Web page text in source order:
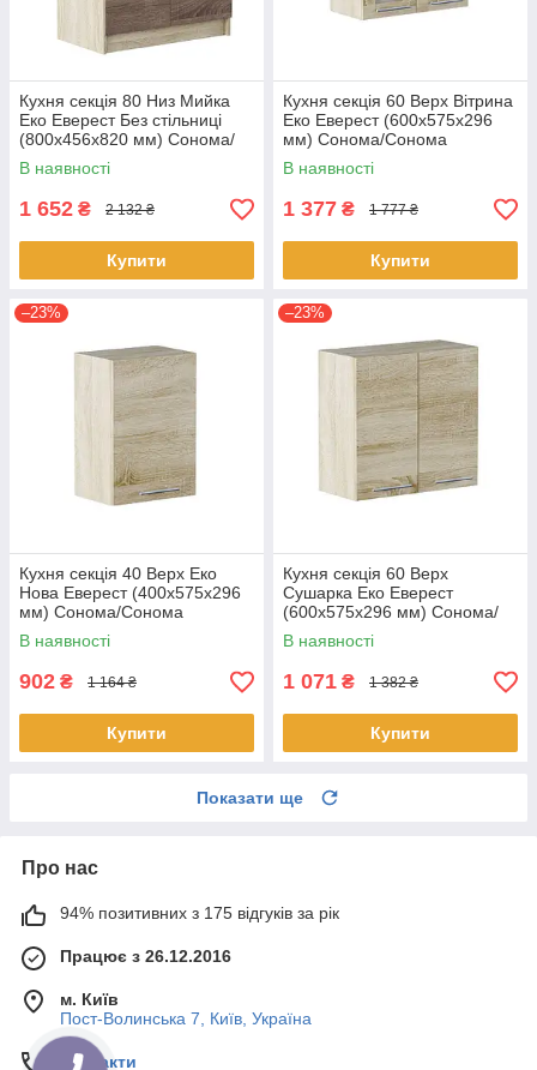
Кухня секція 80 Низ Мийка
Еко Еверест Без стільниці
(800х456х820 мм) Сонома/
Трюфель
В наявності
1 652 ₴ 2 132 ₴
Купити
Кухня секція 60 Верх Вітрина
Еко Еверест (600х575х296
мм) Сонома/Сонома
В наявності
1 377 ₴ 1 777 ₴
Купити
–23%
Кухня секція 40 Верх Еко
Нова Еверест (400х575х296
мм) Сонома/Сонома
В наявності
902 ₴ 1 164 ₴
Купити
–23%
Кухня секція 60 Верх
Сушарка Еко Еверест
(600х575х296 мм) Сонома/
Сонома
В наявності
1 071 ₴ 1 382 ₴
Купити
Показати ще
Про нас
94% позитивних з 175 відгуків за рік
Працює з 26.12.2016
м. Київ
Пост-Волинська 7, Київ, Україна
Контакти